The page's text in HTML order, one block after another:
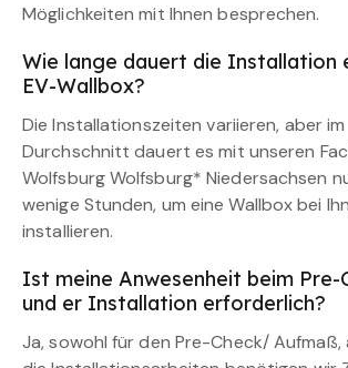
Möglichkeiten mit Ihnen besprechen.
Wie lange dauert die Installation
EV-Wallbox?
Die Installationszeiten variieren, aber im
Durchschnitt dauert es mit unseren
Wolfsburg Wolfsburg* Niedersachsen
wenige Stunden, um eine Wallbox bei
installieren.
Ist meine Anwesenheit beim Pre-
und er Installation erforderlich?
Ja, sowohl für den Pre-Check/ Aufmaß,